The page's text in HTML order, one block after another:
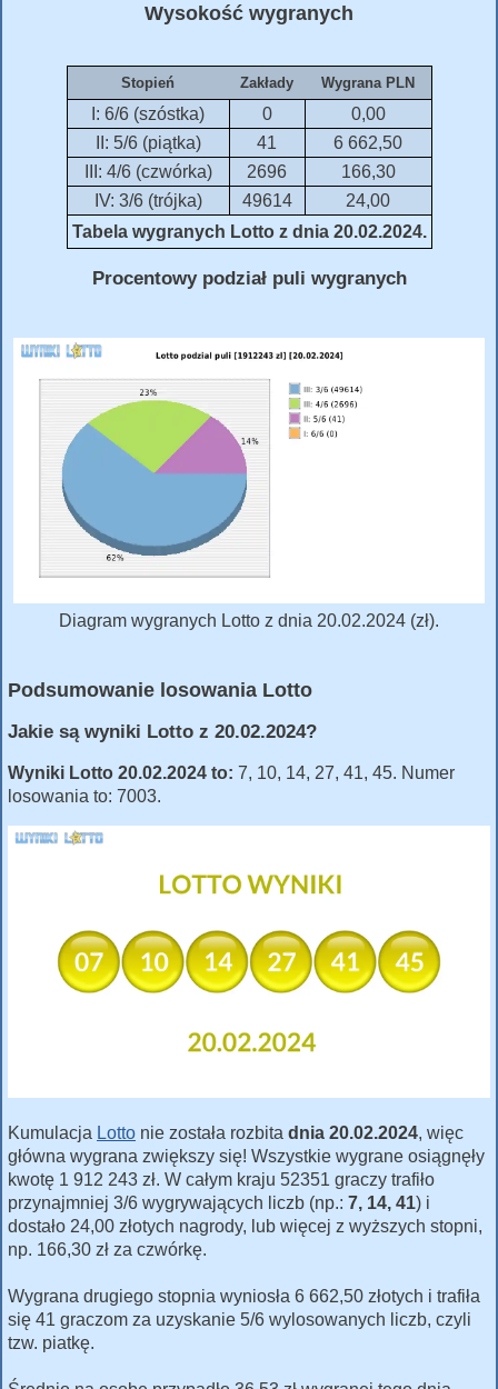
Wysokość wygranych
Stopień Zakłady Wygrana PLN
I: 6/6 (szóstka) 0
0,00
II: 5/6 (piątka)
41
6 662,50
III: 4/6 (czwórka)
2696
166,30
IV: 3/6 (trójka)
49614
24,00
Tabela wygranych Lotto z dnia 20.02.2024.
Procentowy podział puli wygranych
Diagram wygranych Lotto z dnia 20.02.2024 (zł).
Podsumowanie losowania Lotto
Jakie są wyniki Lotto z 20.02.2024?
Wyniki Lotto 20.02.2024 to: 7, 10, 14, 27, 41, 45. Numer
losowania to: 7003.
Kumulacja Lotto nie została rozbita dnia 20.02.2024, więc
główna wygrana zwiększy się! Wszystkie wygrane osiągnęły
kwotę 1 912 243 zł. W całym kraju 52351 graczy trafiło
przynajmniej 3/6 wygrywających liczb (np.: 7, 14, 41) i
dostało 24,00 złotych nagrody, lub więcej z wyższych stopni,
np. 166,30 zł za czwórkę.
Wygrana drugiego stopnia wyniosła 6 662,50 złotych i trafiła
się 41 graczom za uzyskanie 5/6 wylosowanych liczb, czyli
tzw. piatkę.